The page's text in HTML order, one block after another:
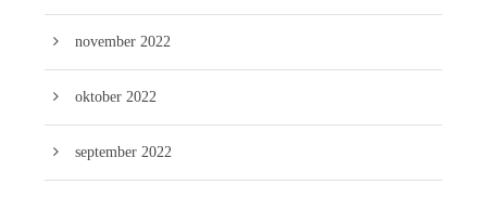
november 2022
oktober 2022
september 2022